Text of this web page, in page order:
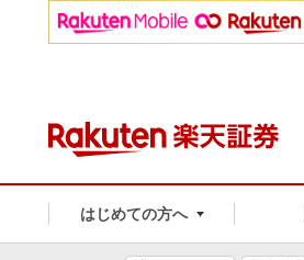
はじめての方へ